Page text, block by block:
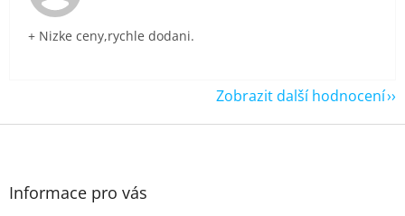
+ Nizke ceny,rychle dodani.
Zobrazit další hodnocení
Z
Informace pro vás